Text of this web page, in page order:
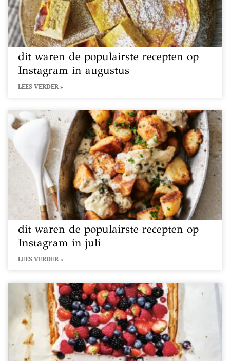
dit waren de populairste recepten op
Instagram in augustus
LEES VERDER »
dit waren de populairste recepten op
Instagram in juli
LEES VERDER »